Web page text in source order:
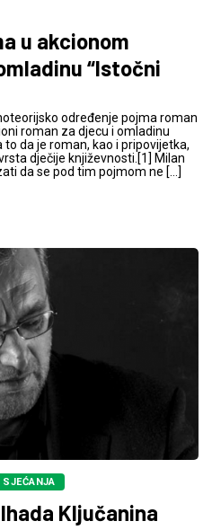
u akcionom
“Istočni
određenje pojma roman
roman za djecu i omladinu
da je roman, kao i pripovijetka,
dječije književnosti.[1] Milan
da se pod tim pojmom ne […]
SJEĆANJA
Ključanina